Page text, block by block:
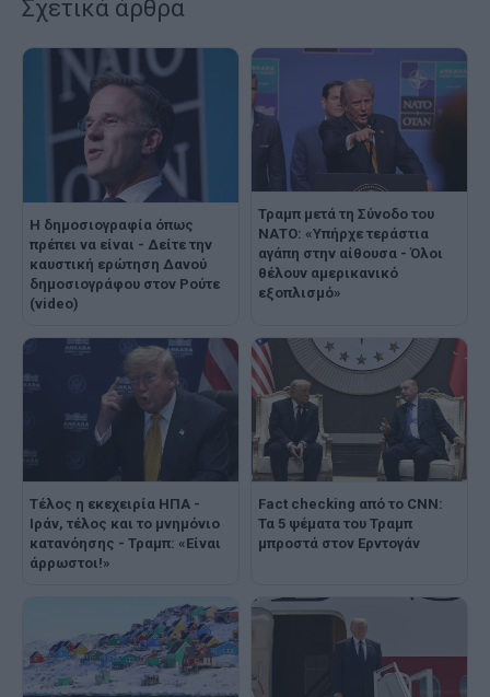
Σχετικά άρθρα
Η δημοσιογραφία όπως
πρέπει να είναι - Δείτε την
καυστική ερώτηση Δανού
δημοσιογράφου στον Ρούτε
(video)
Τραμπ μετά τη Σύνοδο του
ΝΑΤΟ: «Υπήρχε τεράστια
αγάπη στην αίθουσα - Όλοι
θέλουν αμερικανικό
εξοπλισμό»
Τέλος η εκεχειρία ΗΠΑ -
Ιράν, τέλος και το μνημόνιο
κατανόησης - Τραμπ: «Είναι
άρρωστοι!»
Fact checking από το CNN:
Τα 5 ψέματα του Τραμπ
μπροστά στον Ερντογάν